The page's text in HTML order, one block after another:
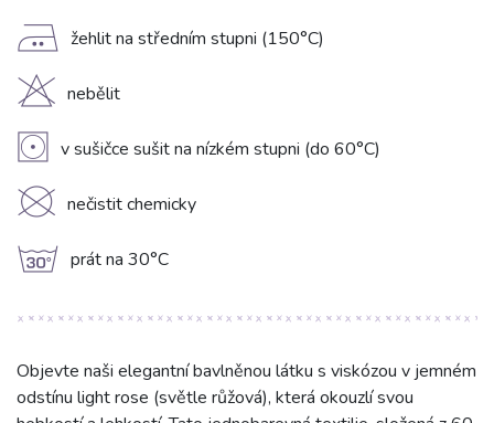
E žehlit na středním stupni (150°C)
H nebělit
V v sušičce sušit na nízkém stupni (do 60°C)
K nečistit chemicky
g prát na 30°C
Objevte naši elegantní bavlněnou látku s viskózou v jemném
odstínu light rose (světle růžová), která okouzlí svou